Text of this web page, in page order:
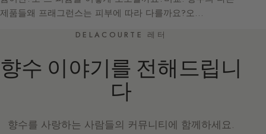
제품들왜 프래그런스는 피부에 따라 다를까요?오…
DELACOURTE 레터
향수 이야기를 전해드립니
다
향수를 사랑하는 사람들의 커뮤니티에 함께하세요.